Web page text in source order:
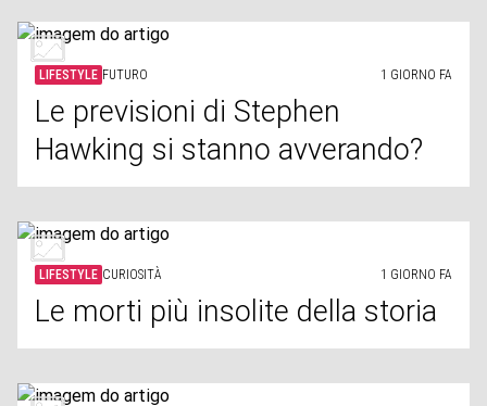
LIFESTYLE FUTURO 1 GIORNO FA
Le previsioni di Stephen
Hawking si stanno avverando?
LIFESTYLE CURIOSITÀ 1 GIORNO FA
Le morti più insolite della storia